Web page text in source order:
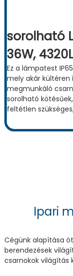
sorolható
36W,
Ez a lámpatest
mely akár kültéren
megmunkáló
sorolható
feltétlen
Ipari
Cégünk alapítása
berendezések
csarnokok világítás